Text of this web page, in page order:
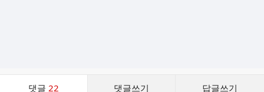
댓글22 댓글쓰기 답글쓰기